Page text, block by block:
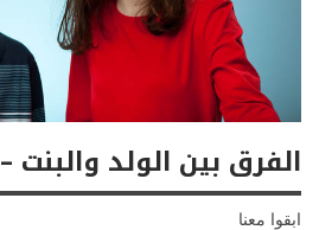
الفرق بين الولد والبنت – Ifarasha
ابقوا معنا